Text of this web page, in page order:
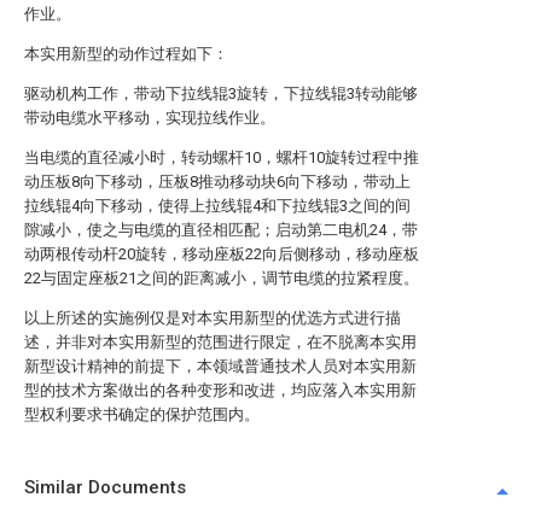
作业。
本实用新型的动作过程如下：
驱动机构工作，带动下拉线辊3旋转，下拉线辊3转动能够
带动电缆水平移动，实现拉线作业。
当电缆的直径减小时，转动螺杆10，螺杆10旋转过程中推
动压板8向下移动，压板8推动移动块6向下移动，带动上
拉线辊4向下移动，使得上拉线辊4和下拉线辊3之间的间
隙减小，使之与电缆的直径相匹配；启动第二电机24，带
动两根传动杆20旋转，移动座板22向后侧移动，移动座板
22与固定座板21之间的距离减小，调节电缆的拉紧程度。
以上所述的实施例仅是对本实用新型的优选方式进行描
述，并非对本实用新型的范围进行限定，在不脱离本实用
新型设计精神的前提下，本领域普通技术人员对本实用新
型的技术方案做出的各种变形和改进，均应落入本实用新
型权利要求书确定的保护范围内。
Similar Documents